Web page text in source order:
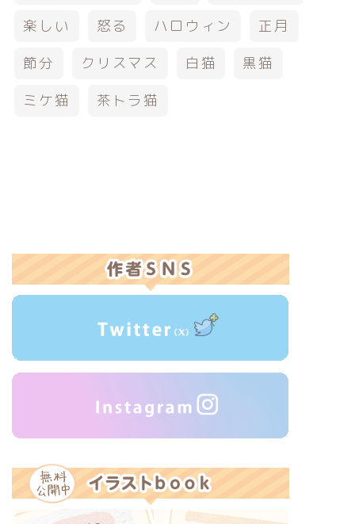
楽しい
怒る ハロウィン
正月
節分
クリスマス 白猫
黒猫
ミケ猫
茶トラ猫